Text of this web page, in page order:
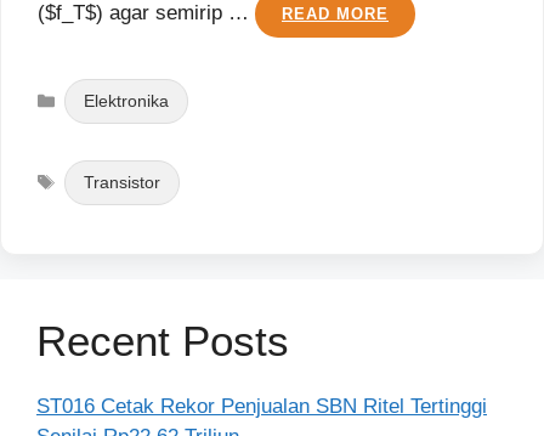
($f_T$) agar semirip … READ MORE
Categories
Elektronika
Tags
Transistor
Recent Posts
ST016 Cetak Rekor Penjualan SBN Ritel Tertinggi